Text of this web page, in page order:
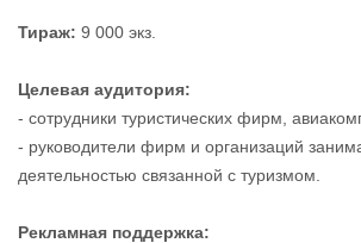
Тираж: 9 000 экз.
Целевая аудитория:
- сотрудники туристических фирм,
- руководители фирм и организаций
деятельностью связанной с туризмом.
Рекламная поддержка: